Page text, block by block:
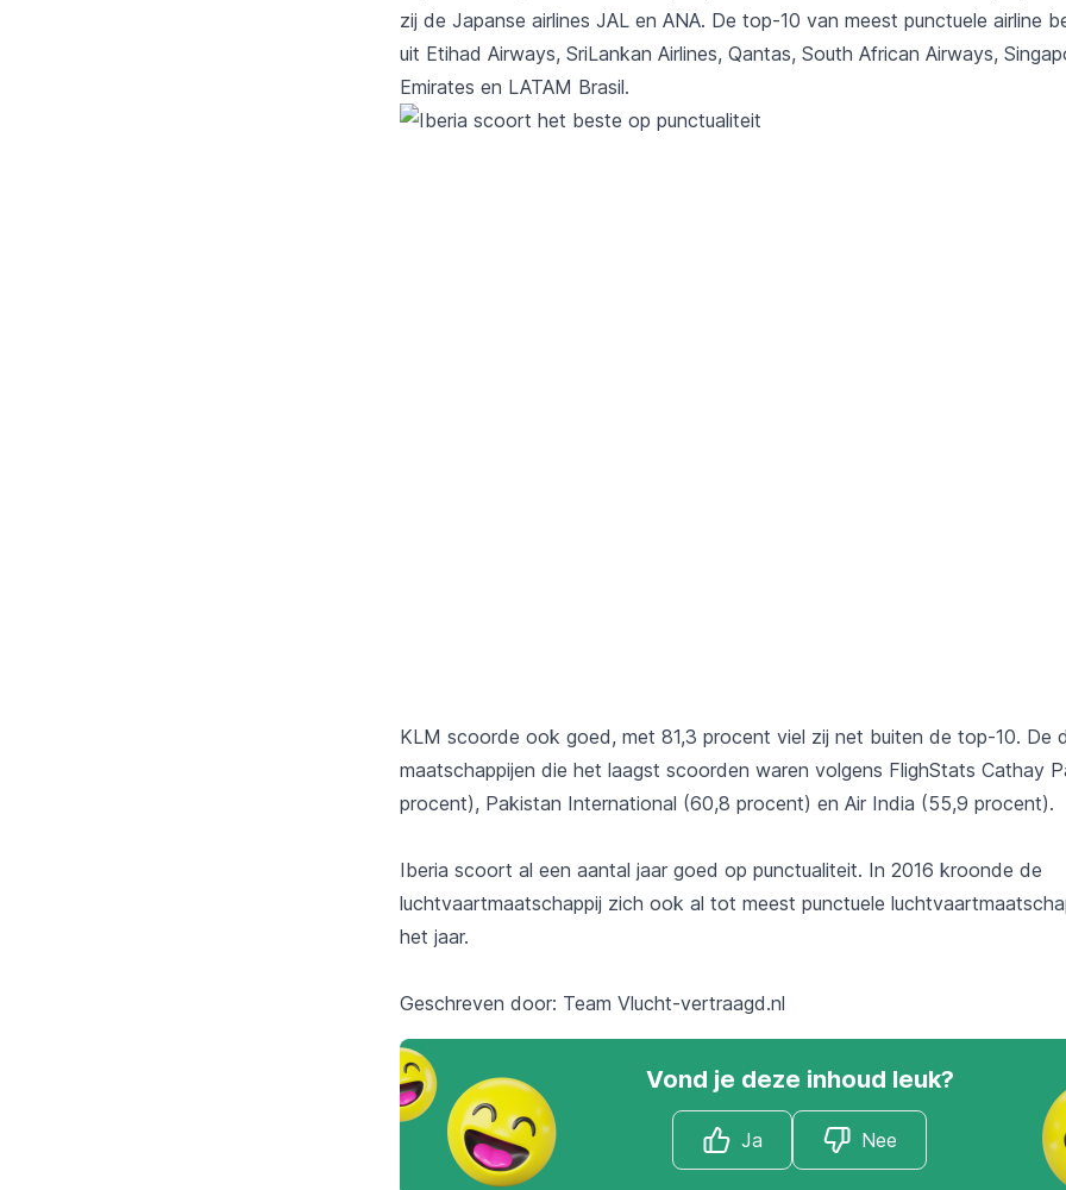
zij de Japanse airlines JAL en ANA. De top-10 van meest punctuele airline
uit Etihad Airways, SriLankan Airlines, Qantas, South African Airways,
Emirates en LATAM Brasil.
KLM scoorde ook goed, met 81,3 procent viel zij net buiten de top-10. De
maatschappijen die het laagst scoorden waren volgens FlighStats Cathay
procent), Pakistan International (60,8 procent) en Air India (55,9 procent).
Iberia scoort al een aantal jaar goed op punctualiteit. In 2016 kroonde de
luchtvaartmaatschappij zich ook al tot meest punctuele
het jaar.
Geschreven door: Team Vlucht-vertraagd.nl
Vond je deze inhoud leuk?
Ja Nee